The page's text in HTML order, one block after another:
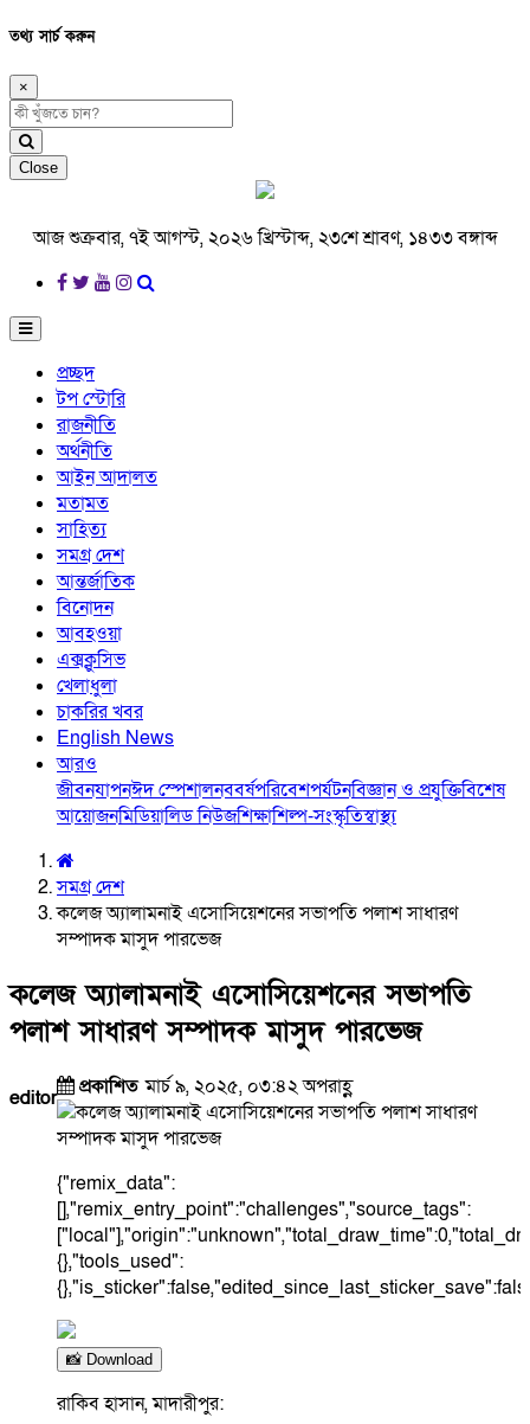
তথ্য সার্চ করুন
×
Close
আজ শুক্রবার, ৭ই আগস্ট, ২০২৬ খ্রিস্টাব্দ, ২৩শে শ্রাবণ, ১৪৩৩ বঙ্গাব্দ
প্রচ্ছদ
টপ স্টোরি
রাজনীতি
অর্থনীতি
আইন আদালত
মতামত
সাহিত্য
সমগ্র দেশ
আন্তর্জাতিক
বিনোদন
আবহওয়া
এক্সক্লুসিভ
খেলাধুলা
চাকরির খবর
English News
আরও
জীবনযাপনঈদ স্পেশালনববর্ষপরিবেশপর্যটনবিজ্ঞান ও প্রযুক্তিবিশেষ
আয়োজনমিডিয়ালিড নিউজশিক্ষাশিল্প-সংস্কৃতিস্বাস্থ্য
সমগ্র দেশ
কলেজ অ্যালামনাই এসোসিয়েশনের সভাপতি পলাশ সাধারণ
সম্পাদক মাসুদ পারভেজ
কলেজ অ্যালামনাই এসোসিয়েশনের সভাপতি
পলাশ সাধারণ সম্পাদক মাসুদ পারভেজ
editor প্রকাশিতমার্চ ৯, ২০২৫, ০৩:৪২ অপরাহ্ণ
{"remix_data":
[],"remix_entry_point":"challenges","source_tags":
{},"tools_used":
📸 Download
রাকিব হাসান, মাদারীপুর: